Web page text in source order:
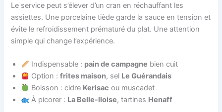
Le service peut s’élever d’un cran en réchauffant les
assiettes. Une porcelaine tiède garde la sauce en tension et
évite le refroidissement prématuré du plat. Une attention
simple qui change l’expérience.
Indispensable : pain de campagne bien cuit
Option :frites maison, sel Le Guérandais
Boisson : cidre Kerisac ou muscadet
À picorer : La Belle-Iloise, tartines Henaff